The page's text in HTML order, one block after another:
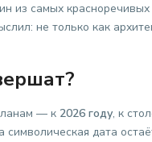
из самых
не только как
— к 2026 году, к
символическая дата